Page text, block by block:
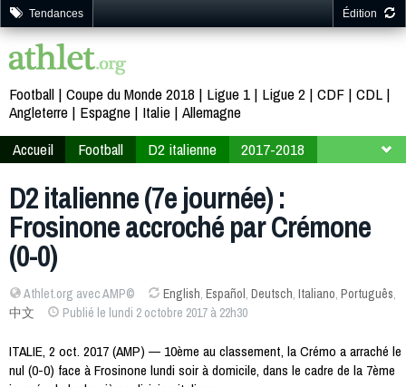
Tendances Édition
Football Coupe du Monde 2018 Ligue 1 Ligue 2 CDF CDL
Angleterre
Espagne Italie Allemagne
Accueil
Football D2 italienne
2017-2018
D2 italienne (7e journée) :
Frosinone accroché par Crémone
(0-0)
Athlet.org avec AMP© English, Español, Deutsch, Italiano, Português,
中文
Publié le lundi 2 octobre 2017 à 22h30
ITALIE, 2 oct. 2017 (AMP) — 10ème au classement, la Crémo a arraché le
nul (0-0) face à Frosinone lundi soir à domicile, dans le cadre de la 7ème